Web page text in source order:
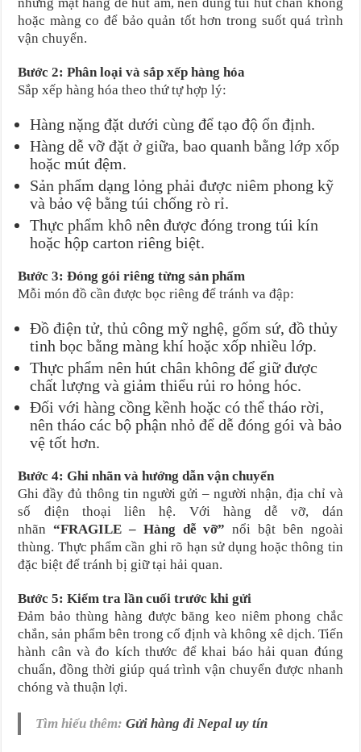
hoặc màng co để bảo quản tốt hơn trong suốt quá trình
vận chuyển.
Bước 2: Phân loại và sắp xếp hàng hóa
Sắp xếp hàng hóa theo thứ tự hợp lý:
Hàng nặng đặt dưới cùng để tạo độ ổn định.
Hàng dễ vỡ đặt ở giữa, bao quanh bằng lớp xốp
hoặc mút đệm.
Sản phẩm dạng lỏng phải được niêm phong kỹ
và bảo vệ bằng túi chống rò rỉ.
Thực phẩm khô nên được đóng trong túi kín
hoặc hộp carton riêng biệt.
Bước 3: Đóng gói riêng từng sản phẩm
Mỗi món đồ cần được bọc riêng để tránh va đập:
Đồ điện tử, thủ công mỹ nghệ, gốm sứ, đồ thủy
tinh bọc bằng màng khí hoặc xốp nhiều lớp.
Thực phẩm nên hút chân không để giữ được
chất lượng và giảm thiểu rủi ro hỏng hóc.
Đối với hàng cồng kềnh hoặc có thể tháo rời,
nên tháo các bộ phận nhỏ để dễ đóng gói và bảo
vệ tốt hơn.
Bước 4: Ghi nhãn và hướng dẫn vận chuyển
Ghi đầy đủ thông tin người gửi – người nhận, địa chỉ và
số điện thoại liên hệ. Với hàng dễ vỡ, dán
nhãn“FRAGILE – Hàng dễ vỡ” nổi bật bên ngoài
thùng. Thực phẩm cần ghi rõ hạn sử dụng hoặc thông tin
đặc biệt để tránh bị giữ tại hải quan.
Bước 5: Kiểm tra lần cuối trước khi gửi
Đảm bảo thùng hàng được băng keo niêm phong chắc
chắn, sản phẩm bên trong cố định và không xê dịch. Tiến
hành cân và đo kích thước để khai báo hải quan đúng
chuẩn, đồng thời giúp quá trình vận chuyển được nhanh
chóng và thuận lợi.
Tìm hiểu thêm:Gửi hàng đi Nepal uy tín